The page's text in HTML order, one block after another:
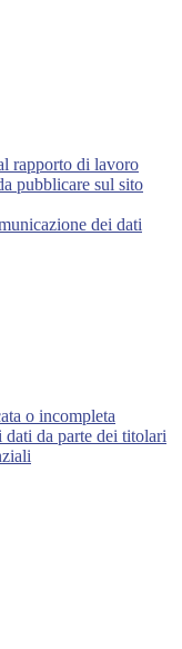
rapporto di lavoro
pubblicare sul sito
dei dati
o incompleta
dati da parte dei titolari